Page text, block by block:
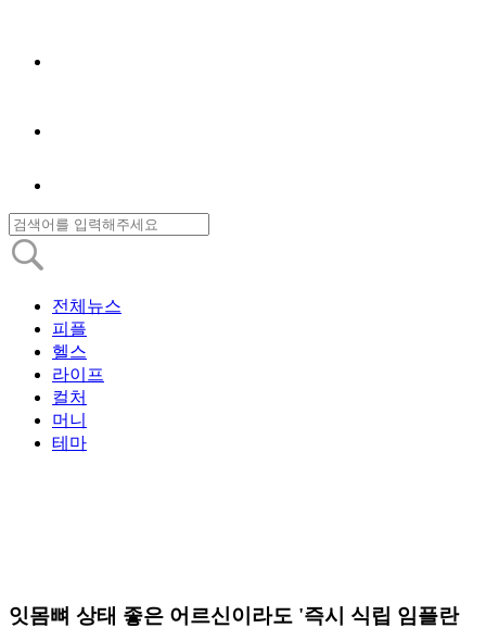
전체뉴스
피플
헬스
라이프
컬처
머니
테마
잇몸뼈 상태 좋은 어르신이라도 '즉시 식립 임플란